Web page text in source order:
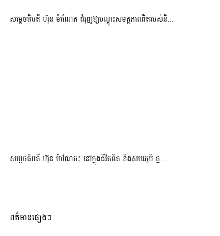
សម្តេចធិបតី ហ៊ុន ម៉ាណែត ជំរុញឱ្យបណ្តុះសមត្ថភាពពិតរបស់និ...
សម្តេចធិបតី ហ៊ុន ម៉ាណែត៖ នៅក្នុងជីវិតពិត និងសមរភូមិ គ្ម...
ពត៌មានផ្សេងៗ